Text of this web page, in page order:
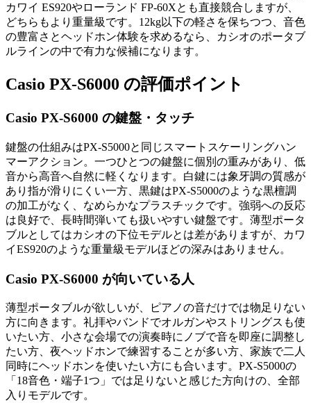
カワイ ES920やローランド FP-60Xとも直接競合しますが、
どちらもより重量級です。12kg以下の軽さを保ちつつ、音色
の豊富さとヘッドホン体験を求めるなら、カシオのポータブ
ルラインの中で有力な候補になります。
Casio PX-S6000 の評価ポイント
Casio PX-S6000 の鍵盤・タッチ
鍵盤の仕組みはPX-S5000と同じスマートスケーリングハン
マーアクション。一つひとつの鍵盤に個別の重みがあり、低
音から高音へ自然に軽くなります。白鍵には象牙調の質感が
あり指が滑りにくい一方、黒鍵はPX-S5000のような黒檀調
の加工がなく、なめらかなプラスチックです。強弱への反応
は良好で、長時間弾いても扱いやすい鍵盤です。薄型ポータ
ブルとしてはカシオの下位モデルとは差がありますが、カワ
イES920のような重量級モデルほどの深みはありません。
Casio PX-S6000 が向いている人
薄型ポータブルが欲しいが、ピアノの音だけでは物足りない
方に向きます。礼拝やバンドでオルガンやストリングスも使
いたい方、小さな会場での演奏時にノブで音を即座に調整し
たい方、夜ヘッドホンで練習することが多い方、家族で二人
同時にヘッドホンを使いたい方にも合います。PX-S5000の
「18音色・端子1つ」では足りないと感じた方向けの、全部
入りモデルです。